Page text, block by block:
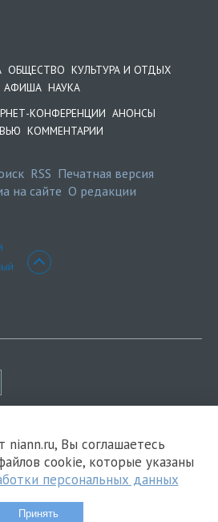
ОБЩЕСТВО КУЛЬТУРА И ОТДЫХ
АФИША НАУКА
КОНФЕРЕНЦИИ АНОНСЫ
КОММЕНТАРИИ
RSS Печатная версия
на сайте О редакции
niann.ru, Вы соглашаетесь
cookie, которые указаны
персональных данных
Принять